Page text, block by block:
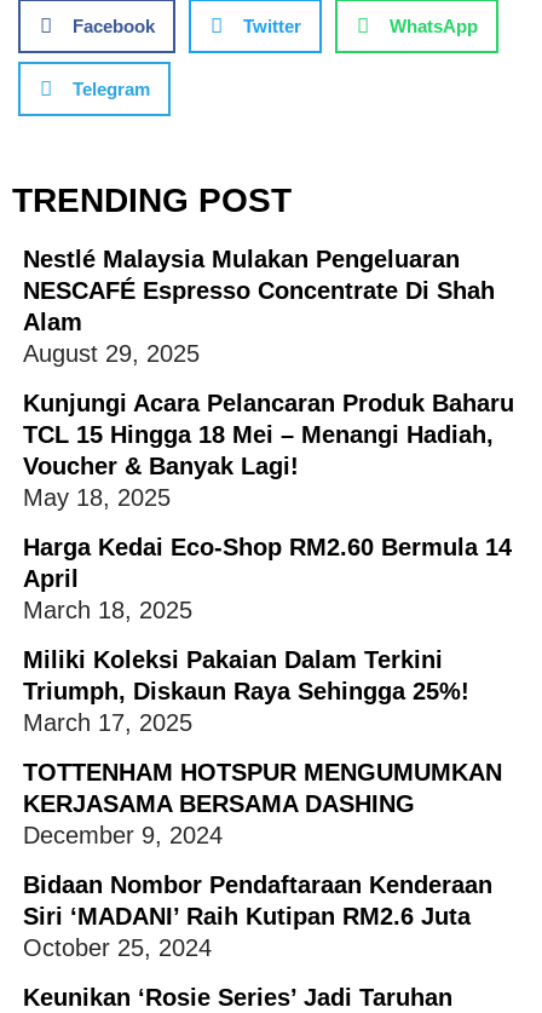
Facebook Twitter WhatsApp
Telegram
TRENDING POST
Nestlé Malaysia Mulakan Pengeluaran
NESCAFÉ Espresso Concentrate Di Shah
Alam
August 29, 2025
Kunjungi Acara Pelancaran Produk Baharu
TCL 15 Hingga 18 Mei – Menangi Hadiah,
Voucher & Banyak Lagi!
May 18, 2025
Harga Kedai Eco-Shop RM2.60 Bermula 14
April
March 18, 2025
Miliki Koleksi Pakaian Dalam Terkini
Triumph, Diskaun Raya Sehingga 25%!
March 17, 2025
TOTTENHAM HOTSPUR MENGUMUMKAN
KERJASAMA BERSAMA DASHING
December 9, 2024
Bidaan Nombor Pendaftaraan Kenderaan
Siri ‘MADANI’ Raih Kutipan RM2.6 Juta
October 25, 2024
Keunikan ‘Rosie Series’ Jadi Taruhan